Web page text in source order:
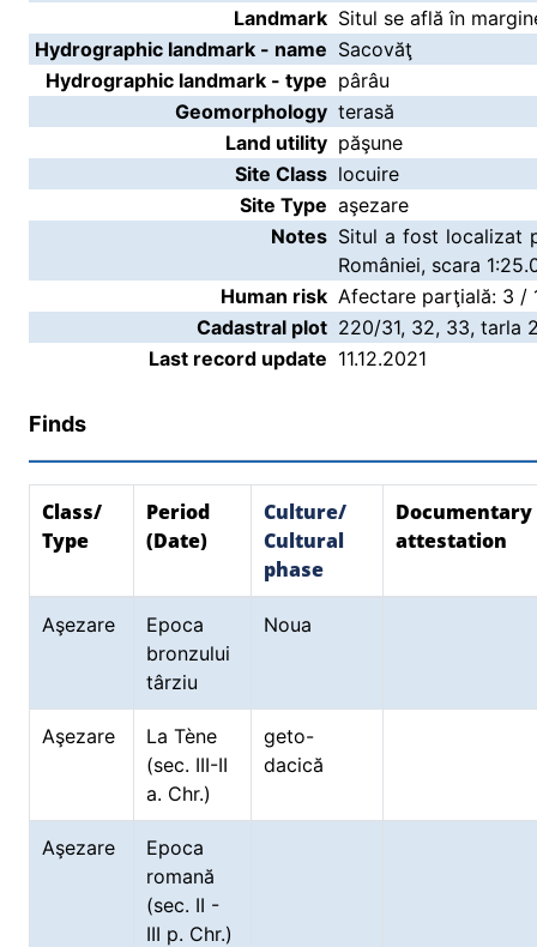
Landmark Situl se află în
Hydrographic landmark - name Sacovăţ
Hydrographic landmark - type pârâu
Geomorphology terasă
Land utility păşune
Site Class locuire
Site Type aşezare
Notes Situl a fost localizat
României, scara
Human risk Afectare parţială: 3 /
Cadastral plot 220/31, 32, 33, tarla
Last record update 11.12.2021
Finds
Class/
Type
Period
(Date)
Culture/
Cultural
phase
Documentary
attestation
Aşezare
Epoca
bronzului
târziu
Noua
Aşezare
La Tène
(sec. III-II
a. Chr.)
geto-
dacică
Aşezare
Epoca
romană
(sec. II -
III p. Chr.)